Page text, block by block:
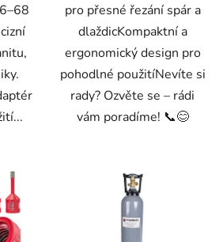
pro přesné řezání spár a
dlaždicKompaktní a
ergonomický design pro
pohodlné použitíNevíte si
rady? Ozvěte se – rádi
vám poradíme! 📞😊